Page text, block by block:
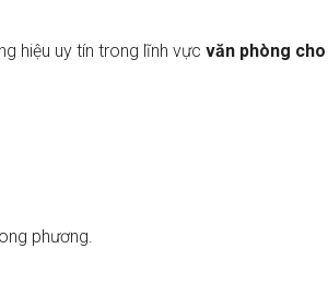
hiệu uy tín trong lĩnh vực văn phòng cho
phương.